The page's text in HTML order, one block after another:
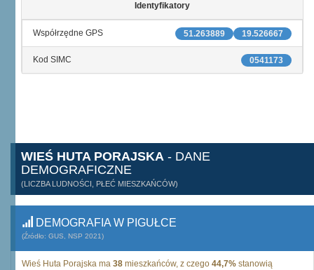
Identyfikatory
19.526667
51.263889
Współrzędne GPS
0541173
Kod SIMC
WIEŚ HUTA PORAJSKA - DANE
DEMOGRAFICZNE
(LICZBA LUDNOŚCI, PŁEĆ MIESZKAŃCÓW)
DEMOGRAFIA W PIGUŁCE
(Źródło: GUS, NSP 2021)
Wieś Huta Porajska ma 38 mieszkańców, z czego 44,7% stanowią